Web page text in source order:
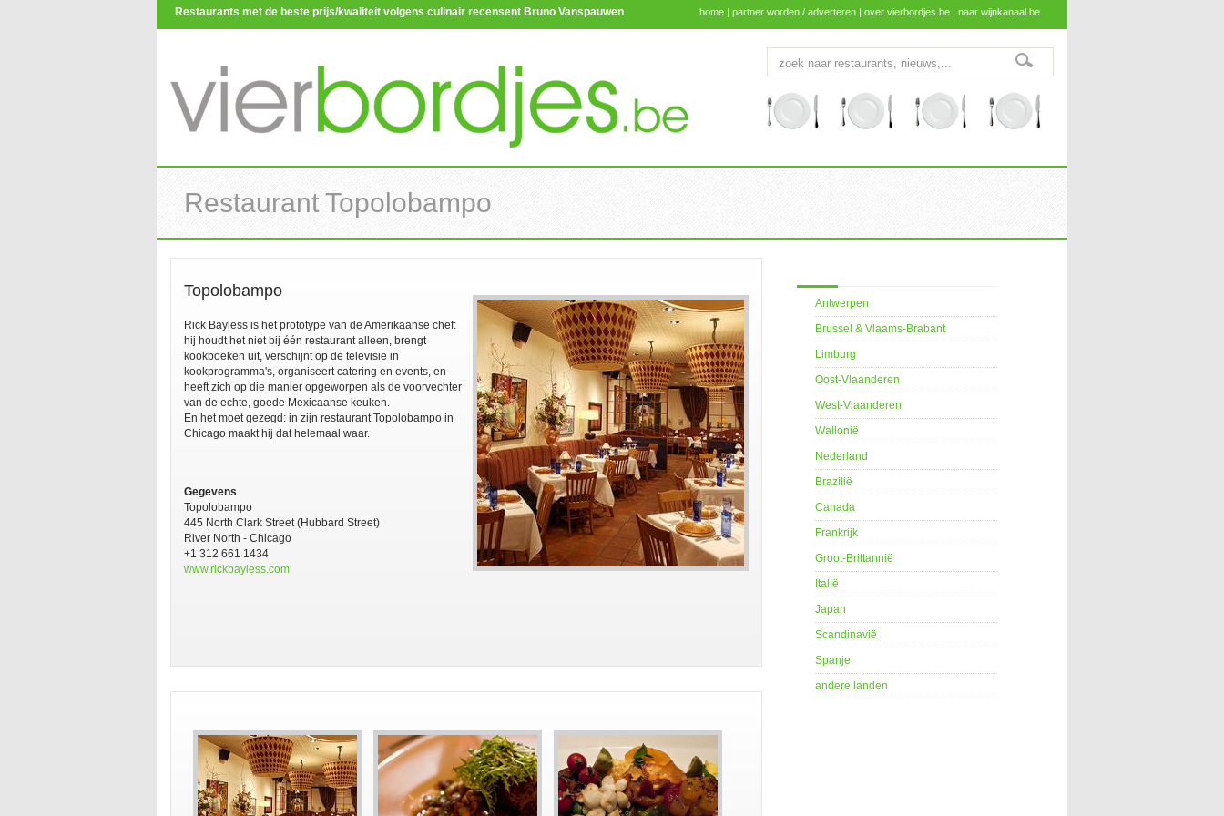
Restaurants met de beste prijs/kwaliteit volgens culinair recensent Bruno Vanspauwen home | partner worden / adverteren | over vierbordjes.be | naar wijnkanaal.be
Restaurant Topolobampo
Topolobampo
Rick Bayless is het prototype van de Amerikaanse chef:
hij houdt het niet bij één restaurant alleen, brengt
kookboeken uit, verschijnt op de televisie in
kookprogramma's, organiseert catering en events, en
heeft zich op die manier opgeworpen als de voorvechter
van de echte, goede Mexicaanse keuken.
En het moet gezegd: in zijn restaurant Topolobampo in
Chicago maakt hij dat helemaal waar.
Gegevens
Topolobampo
445 North Clark Street (Hubbard Street)
River North - Chicago
+1 312 661 1434
www.rickbayless.com
Antwerpen
Brussel & Vlaams-Brabant
Limburg
Oost-Vlaanderen
West-Vlaanderen
Wallonië
Nederland
Brazilië
Canada
Frankrijk
Groot-Brittannië
Italië
Japan
Scandinavië
Spanje
andere landen